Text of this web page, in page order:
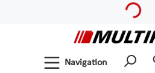
Navigation